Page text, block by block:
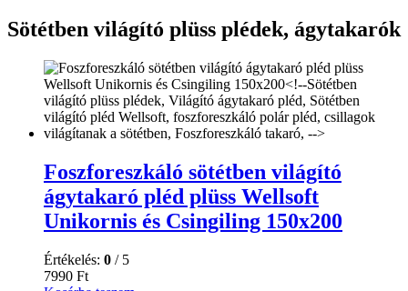
Sötétben világító plüss plédek, ágytakarók
Foszforeszkáló sötétben világító
ágytakaró pléd plüss Wellsoft
Unikornis és Csingiling 150x200
Értékelés: 0 / 5
7990 Ft